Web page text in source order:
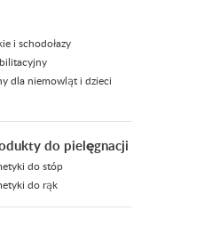
i schodołazy
dla niemowląt i dzieci
do pielęgnacji
do stóp
do rąk